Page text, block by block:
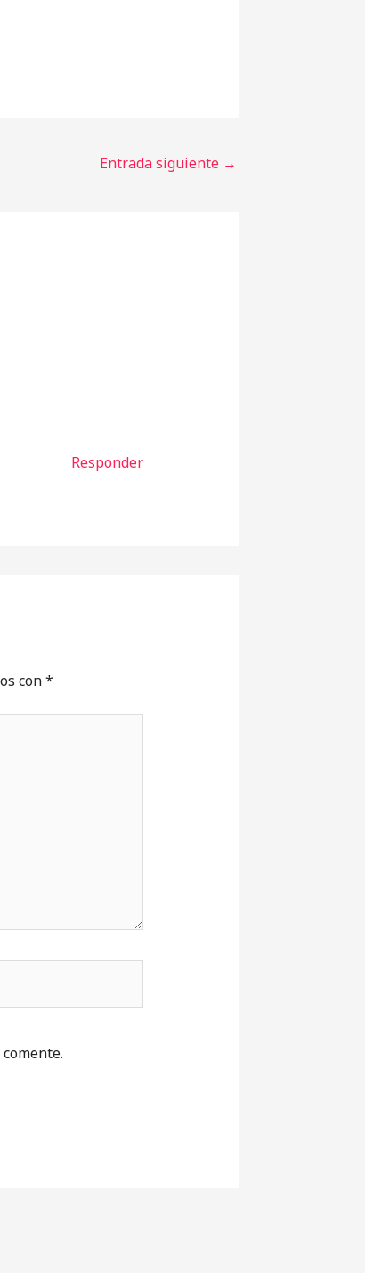
Entrada siguiente →
Responder
con*